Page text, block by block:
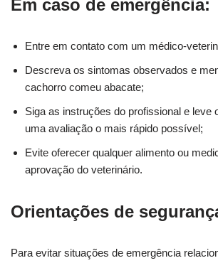
Em caso de emergência:
Entre em contato com um médico-
Descreva os sintomas observados e
cachorro comeu abacate;
Siga as instruções do profissional e leve
uma avaliação o mais rápido possível;
Evite oferecer qualquer alimento ou
aprovação do veterinário.
Orientações de
Para evitar situações de emergência